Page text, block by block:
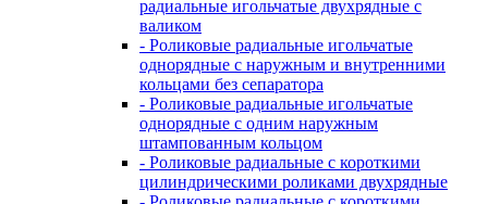
радиальные игольчатые двухрядные с
валиком
- Роликовые радиальные игольчатые
однорядные с наружным и внутренними
кольцами без сепаратора
- Роликовые радиальные игольчатые
однорядные с одним наружным
штампованным кольцом
- Роликовые радиальные с короткими
цилиндрическими роликами двухрядные